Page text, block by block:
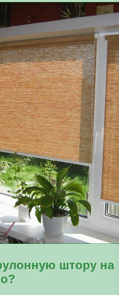
штору на